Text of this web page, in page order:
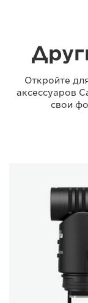
Откройте
аксессуаров
свои